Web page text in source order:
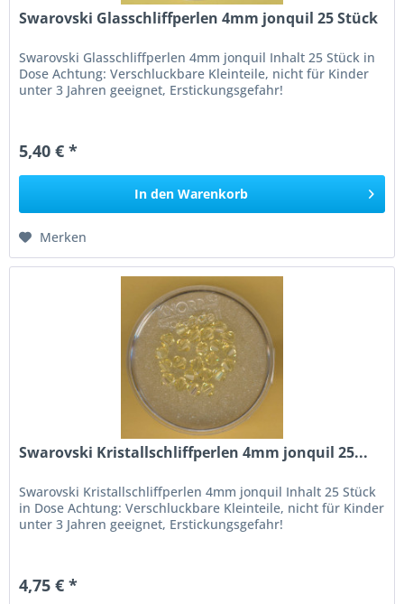
Swarovski Glasschliffperlen 4mm jonquil 25 Stück
Swarovski Glasschliffperlen 4mm jonquil Inhalt 25 Stück in
Dose Achtung: Verschluckbare Kleinteile, nicht für Kinder
unter 3 Jahren geeignet, Erstickungsgefahr!
5,40 € *
In den Warenkorb
Merken
Swarovski Kristallschliffperlen 4mm jonquil 25...
Swarovski Kristallschliffperlen 4mm jonquil Inhalt 25 Stück
in Dose Achtung: Verschluckbare Kleinteile, nicht für Kinder
unter 3 Jahren geeignet, Erstickungsgefahr!
4,75 € *